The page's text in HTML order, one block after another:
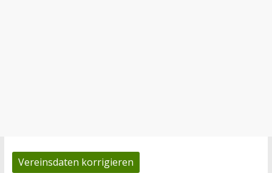
Vereinsdaten korrigieren